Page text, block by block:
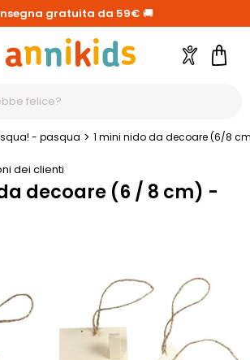
gratuita da 59€ 🚚
Account
- pasqua > 1 mini nido da decoare (6/8
dei clienti
decoare (6 / 8 cm) -